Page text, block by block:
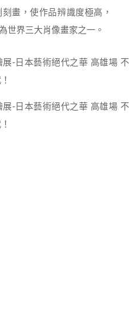
畫，使作品辨識度極高，
世界三大肖像畫家之一。